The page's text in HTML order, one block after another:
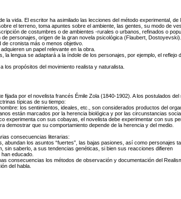
la vida. El escritor ha asimilado las lecciones del método experimental, de
el terreno, toma apuntes sobre el ambiente, las gentes, su modo de
de costumbres o de ambientes -rurales o urbanos, refinados o
personajes, origen de la gran novela psicológica (Flaubert, Dostoyevski).
cronista más o menos objetivo.
un papel relevante en la obra.
la lengua se adaptará a la índole de los personajes, por ejemplo, el reflejo
los propósitos del movimiento realista y naturalista.
fijada por el novelista francés Émile Zola (1840-1902). A los postulados del
típicas de su tiempo:
los sentimientos, ideales, etc., son considerados productos del
están marcados por la herencia biológica y por las circunstancias
experimenta con sus cobayas, el novelista debe experimentar con sus
demostrar que su comportamiento depende de la herencia y del medio.
consecuencias literarias:
abundan los asuntos “fuertes”, las bajas pasiones, así como personajes
sin saberlo, a sus tendencias genéticas, si bien sus reacciones difieren
educado.
consecuencias los métodos de observación y documentación del
del habla.